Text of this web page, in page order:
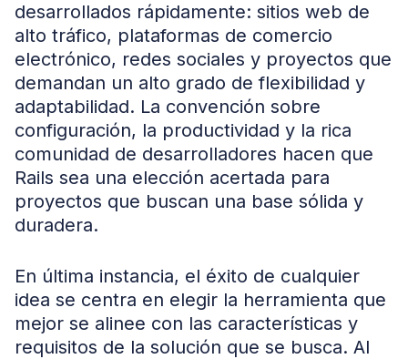
desarrollados rápidamente: sitios web de
alto tráfico, plataformas de comercio
electrónico, redes sociales y proyectos que
demandan un alto grado de flexibilidad y
adaptabilidad. La convención sobre
configuración, la productividad y la rica
comunidad de desarrolladores hacen que
Rails sea una elección acertada para
proyectos que buscan una base sólida y
duradera.
En última instancia, el éxito de cualquier
idea se centra en elegir la herramienta que
mejor se alinee con las características y
requisitos de la solución que se busca. Al